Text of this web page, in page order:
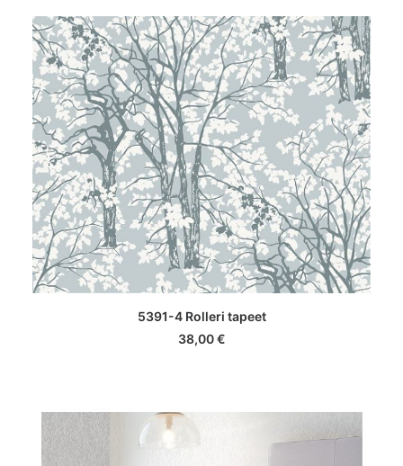
LISA KORVI
5391-4 Rolleri tapeet
38,00€